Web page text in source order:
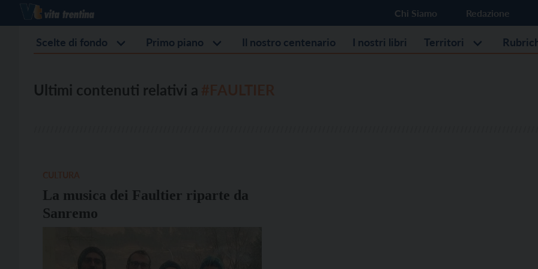
Chi Siamo Redazione
Scelte di fondo Primo piano Il nostro centenario I nostri libri Territori
Ultimi contenuti relativi a
La musica dei Faultier riparte da
Sanremo